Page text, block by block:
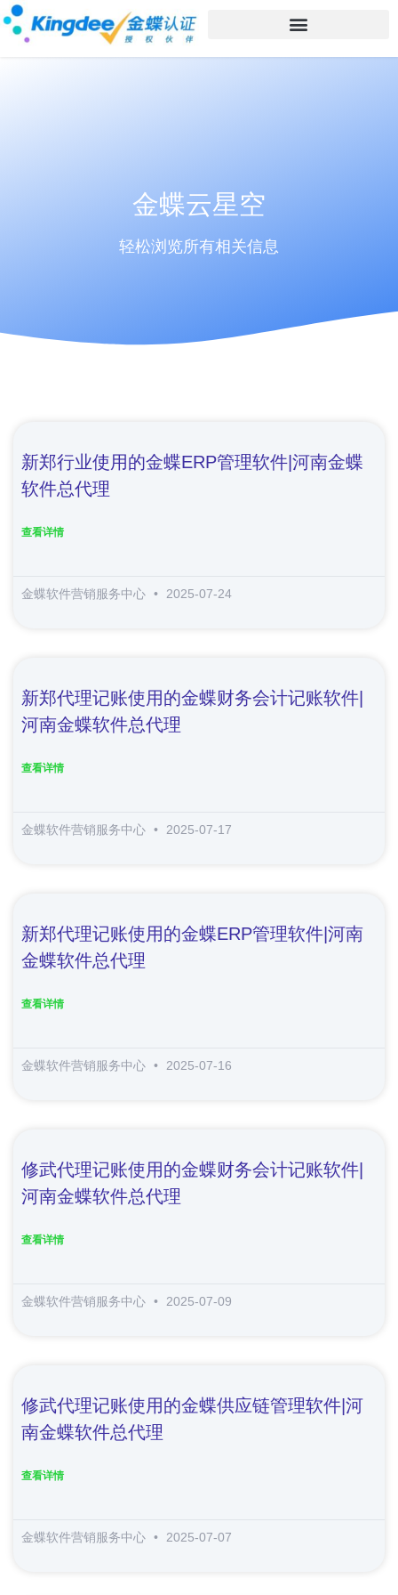
金蝶云星空
轻松浏览所有相关信息
新郑行业使用的金蝶ERP管理软件|河南金蝶
软件总代理
查看详情
金蝶软件营销服务中心 2025-07-24
新郑代理记账使用的金蝶财务会计记账软件|
河南金蝶软件总代理
查看详情
金蝶软件营销服务中心 2025-07-17
新郑代理记账使用的金蝶ERP管理软件|河南
金蝶软件总代理
查看详情
金蝶软件营销服务中心 2025-07-16
修武代理记账使用的金蝶财务会计记账软件|
河南金蝶软件总代理
查看详情
金蝶软件营销服务中心 2025-07-09
修武代理记账使用的金蝶供应链管理软件|河
南金蝶软件总代理
查看详情
金蝶软件营销服务中心 2025-07-07